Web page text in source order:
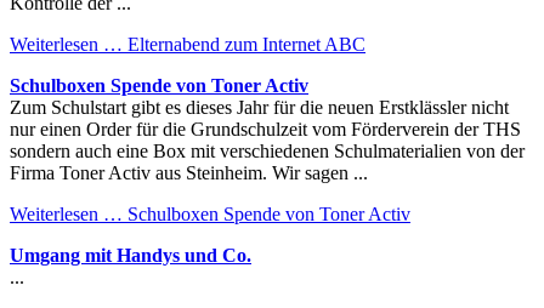
Weiterlesen … Elternabend zum Internet ABC
Schulboxen Spende von Toner Activ
Zum Schulstart gibt es dieses Jahr für die neuen Erstklässler nicht
nur einen Order für die Grundschulzeit vom Förderverein der THS
sondern auch eine Box mit verschiedenen Schulmaterialien von der
Firma Toner Activ aus Steinheim. Wir sagen ...
Weiterlesen … Schulboxen Spende von Toner Activ
Umgang mit Handys und Co.
...